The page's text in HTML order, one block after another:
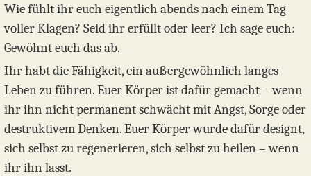
Wie fühlt ihr euch eigentlich abends nach einem Tag
voller Klagen? Seid ihr erfüllt oder leer? Ich sage euch:
Gewöhnt euch das ab.
Ihr habt die Fähigkeit, ein außergewöhnlich langes
Leben zu führen. Euer Körper ist dafür gemacht – wenn
ihr ihn nicht permanent schwächt mit Angst, Sorge oder
destruktivem Denken. Euer Körper wurde dafür designt,
sich selbst zu regenerieren, sich selbst zu heilen – wenn
ihr ihn lasst.